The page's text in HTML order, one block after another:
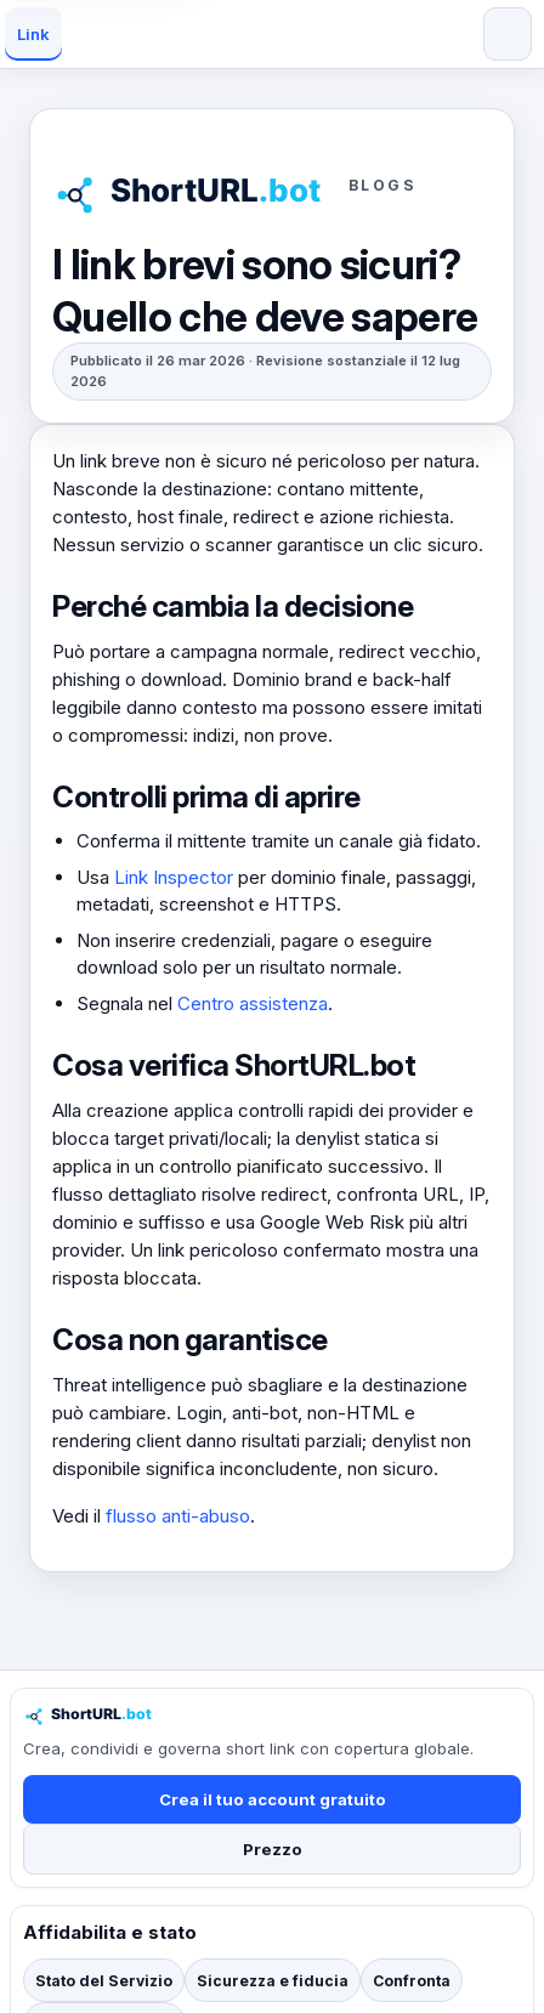
Link
BLOGS
I link brevi sono sicuri?
Quello che deve sapere
Pubblicato il 26 mar 2026 · Revisione sostanziale il 12 lug
2026
Un link breve non è sicuro né pericoloso per natura.
Nasconde la destinazione: contano mittente,
contesto, host finale, redirect e azione richiesta.
Nessun servizio o scanner garantisce un clic sicuro.
Perché cambia la decisione
Può portare a campagna normale, redirect vecchio,
phishing o download. Dominio brand e back-half
leggibile danno contesto ma possono essere imitati
o compromessi: indizi, non prove.
Controlli prima di aprire
Conferma il mittente tramite un canale già fidato.
Usa Link Inspector per dominio finale, passaggi,
metadati, screenshot e HTTPS.
Non inserire credenziali, pagare o eseguire
download solo per un risultato normale.
Segnala nel Centro assistenza.
Cosa verifica ShortURL.bot
Alla creazione applica controlli rapidi dei provider e
blocca target privati/locali; la denylist statica si
applica in un controllo pianificato successivo. Il
flusso dettagliato risolve redirect, confronta URL, IP,
dominio e suffisso e usa Google Web Risk più altri
provider. Un link pericoloso confermato mostra una
risposta bloccata.
Cosa non garantisce
Threat intelligence può sbagliare e la destinazione
può cambiare. Login, anti-bot, non-HTML e
rendering client danno risultati parziali; denylist non
disponibile significa inconcludente, non sicuro.
Vedi il flusso anti-abuso.
Crea, condividi e governa short link con copertura globale.
Crea il tuo account gratuito
Prezzo
Affidabilita e stato
Stato del Servizio Sicurezza e fiducia Confronta